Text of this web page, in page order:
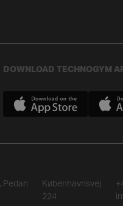
DOWNLOAD TECHNOGYM
Pedan
Københavnsvej
224